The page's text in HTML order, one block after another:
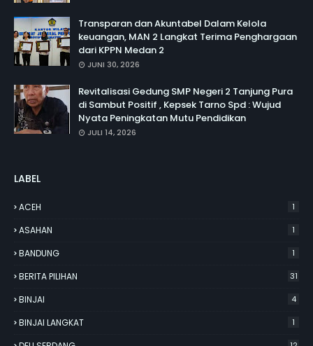
Transparan dan Akuntabel Dalam Kelola
keuangan, MAN 2 Langkat Terima Penghargaan
dari KPPN Medan 2
JUNI 30, 2026
Revitalisasi Gedung SMP Negeri 2 Tanjung Pura
di Sambut Positif , Kepsek Tarno Spd : Wujud
Nyata Peningkatan Mutu Pendidikan
JULI 14, 2026
LABEL
ACEH 1
ASAHAN 1
BANDUNG 1
BERITA PILIHAN 31
BINJAI 4
BINJAI LANGKAT 1